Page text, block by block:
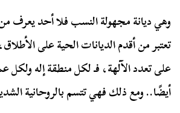
وهي ديانة مجهولة النسب فلا أحد يعرف
تعتبر من أقدم الديانات الحية على
على تعدد الآلهة، فـ لكل منطقة إله ولكل
أيضًا.. ومع ذلك فهي تتسم بالروحانية